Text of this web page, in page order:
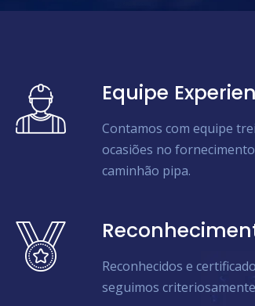
Equipe
Contamos com equipe
ocasiões no
caminhão pipa.
Reconhecidos e
seguimos